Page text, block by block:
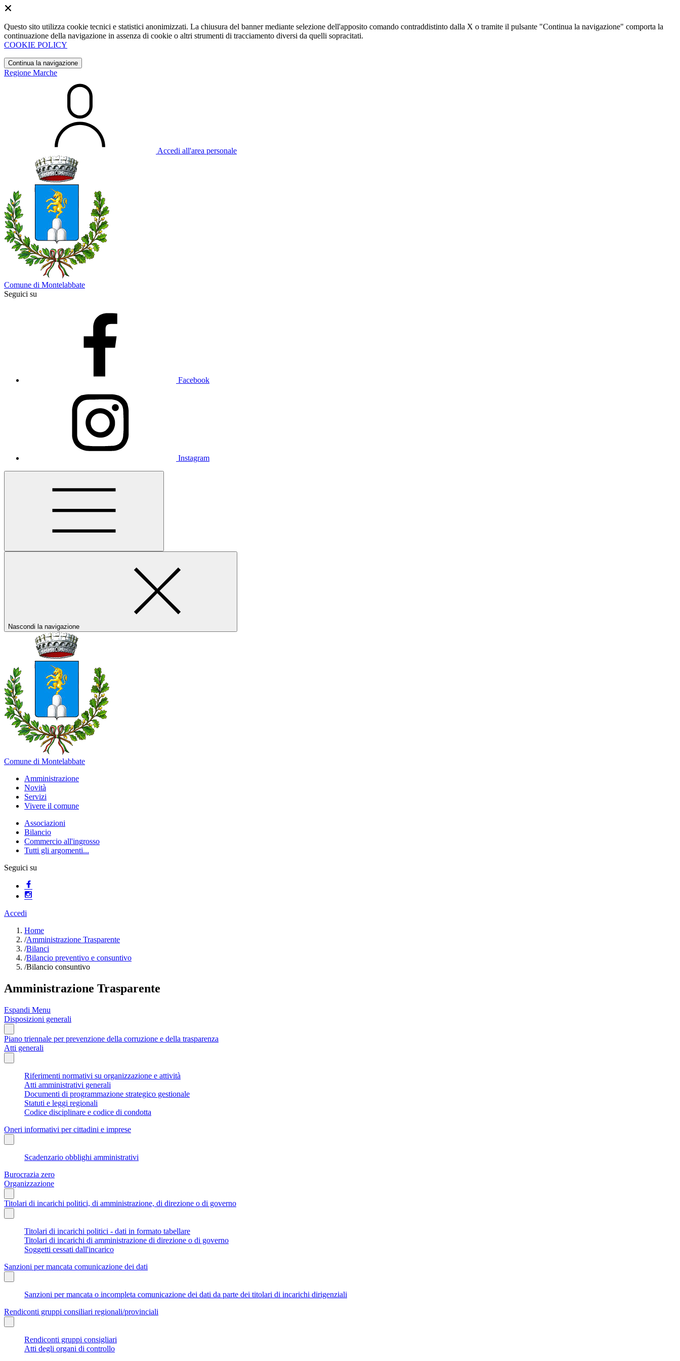
Questo sito utilizza cookie tecnici e statistici anonimizzati. La chiusura del banner mediante selezione dell'apposito comando contraddistinto dalla X o tramite il pulsante "Continua la navigazione" comporta la
continuazione della navigazione in assenza di cookie o altri strumenti di tracciamento diversi da quelli sopracitati.
COOKIE POLICY
Continua la navigazione
Regione Marche
Accedi all'area personale
Comune di Montelabbate
Seguici su
Facebook
Instagram
Nascondi la navigazione
Comune di Montelabbate
Amministrazione
Novità
Servizi
Vivere il comune
Associazioni
Bilancio
Commercio all'ingrosso
Tutti gli argomenti...
Seguici su
Accedi
Home
/Amministrazione Trasparente
/Bilanci
/Bilancio preventivo e consuntivo
/Bilancio consuntivo
Amministrazione Trasparente
Espandi Menu
Disposizioni generali
Piano triennale per prevenzione della corruzione e della trasparenza
Atti generali
Riferimenti normativi su organizzazione e attività
Atti amministrativi generali
Documenti di programmazione strategico gestionale
Statuti e leggi regionali
Codice disciplinare e codice di condotta
Oneri informativi per cittadini e imprese
Scadenzario obblighi amministrativi
Burocrazia zero
Organizzazione
Titolari di incarichi politici, di amministrazione, di direzione o di governo
Titolari di incarichi politici - dati in formato tabellare
Titolari di incarichi di amministrazione di direzione o di governo
Soggetti cessati dall'incarico
Sanzioni per mancata comunicazione dei dati
Sanzioni per mancata o incompleta comunicazione dei dati da parte dei titolari di incarichi dirigenziali
Rendiconti gruppi consiliari regionali/provinciali
Rendiconti gruppi consigliari
Atti degli organi di controllo